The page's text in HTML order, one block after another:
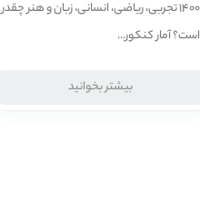
1400 تجربی، ریاضی، انسانی، زبان و هنر چقدر
است؟ آمار کنکور...
بیشتر بخوانید